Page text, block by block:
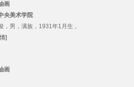
画
央美术学院
，男，满族，1931年1月生，
]
画